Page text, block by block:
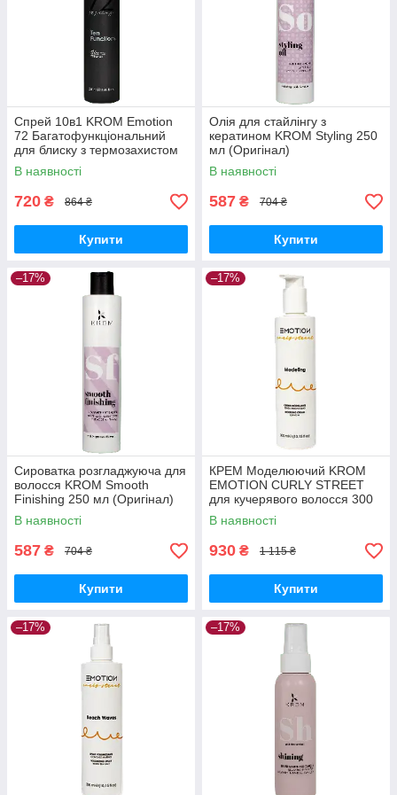
Спрей 10в1 KROM Emotion
72 Багатофункціональний
для блиску з термозахистом
250 мл (Оригінал)
В наявності
720 ₴ 864 ₴
Купити
Олія для стайлінгу з
кератином KROM Styling 250
мл (Оригінал)
В наявності
587 ₴ 704 ₴
Купити
–17%
Сироватка розгладжуюча для
волосся KROM Smooth
Finishing 250 мл (Оригінал)
В наявності
587 ₴ 704 ₴
Купити
–17%
КРЕМ Моделюючий KROM
EMOTION CURLY STREET
для кучерявого волосся 300
мл (Оригінал)
В наявності
930 ₴ 1 115 ₴
Купити
–17% –17%